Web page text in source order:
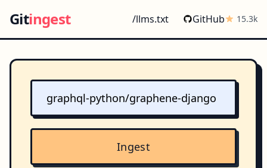
Gitingest /llms.txt GitHub 15.3k
Ingest